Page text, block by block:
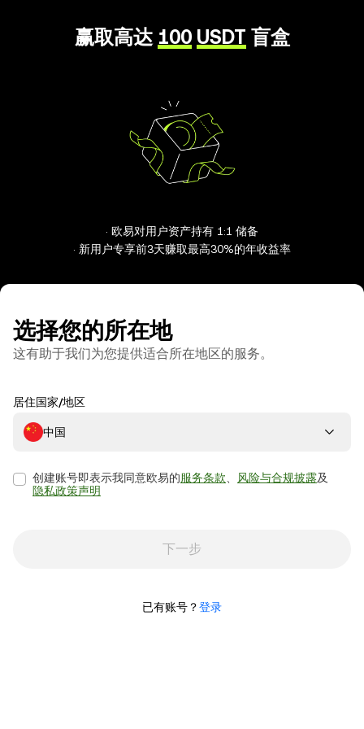
赢取高达 100 USDT 盲盒
· 欧易对用户资产持有 1:1 储备
· 新用户专享前3天赚取最高30%的年收益率
选择您的所在地
这有助于我们为您提供适合所在地区的服务。
居住国家/地区
中国
创建账号即表示我同意欧易的服务条款 风险与合规披露及
隐私政策声明
下一步
已有账号？登录